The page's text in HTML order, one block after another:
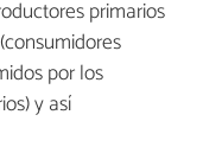
primarios
por los
y así